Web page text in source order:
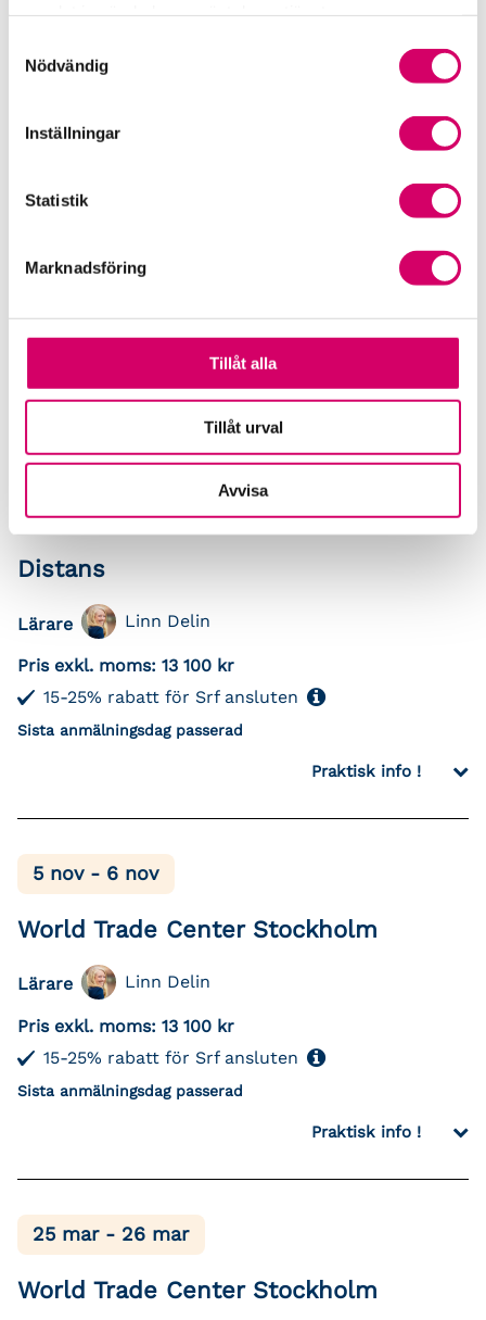
Nödvändig
Inställningar
Statistik
Marknadsföring
Tillåt alla
Tillåt urval
Avvisa
5 nov - 6 nov
Distans
Lärare Linn Delin
Pris exkl. moms: 13 100 kr
15-25% rabatt för Srf ansluten
Sista anmälningsdag passerad
Praktisk info !
5 nov - 6 nov
World Trade Center Stockholm
Lärare Linn Delin
Pris exkl. moms: 13 100 kr
15-25% rabatt för Srf ansluten
Sista anmälningsdag passerad
Praktisk info !
25 mar - 26 mar
World Trade Center Stockholm